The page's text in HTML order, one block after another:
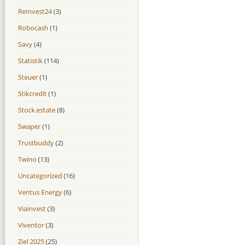
ReInvest24(3)
Robocash (1)
Savy(4)
Statistik(114)
Steuer(1)
Stikcredit(1)
Stock.estate(8)
Swaper(1)
Trustbuddy(2)
Twino (13)
Uncategorized (16)
Ventus Energy(6)
Viainvest(3)
Viventor(3)
Ziel 2025(25)